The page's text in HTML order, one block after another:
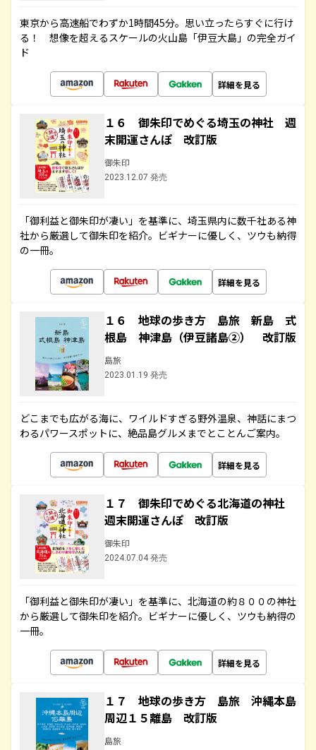
東京から高速船でわずか1時間45分。思い立ったらすぐに行け
る！ 想像を超えるスケールの火山島「伊豆大島」の完全ガイ
ド
詳細を見る
１６ 御朱印でめぐる埼玉の神社 週
末開運さんぽ 改訂版
御朱印
2023.12.07 発売
「御利益と御朱印が凄い」を基準に、埼玉県内に数千社ある神
社から厳選して御朱印を紹介。ビギナーに優しく、ツウも納得
の一冊。
詳細を見る
１６ 地球の歩き方 島旅 新島 式
根島 神津島（伊豆諸島②） 改訂版
島旅
2023.01.19 発売
どこまでも広がる海に、ワイルドすぎる野外温泉、神話にまつ
わるパワースポットに、絶品島グルメまでとことんご案内。
詳細を見る
１７ 御朱印でめぐる北海道の神社
週末開運さんぽ 改訂版
御朱印
2024.07.04 発売
「御利益と御朱印が凄い」を基準に、北海道の約８００の神社
から厳選して御朱印を紹介。ビギナーに優しく、ツウも納得の
一冊。
詳細を見る
１７ 地球の歩き方 島旅 沖縄本島
周辺１５離島 改訂版
島旅